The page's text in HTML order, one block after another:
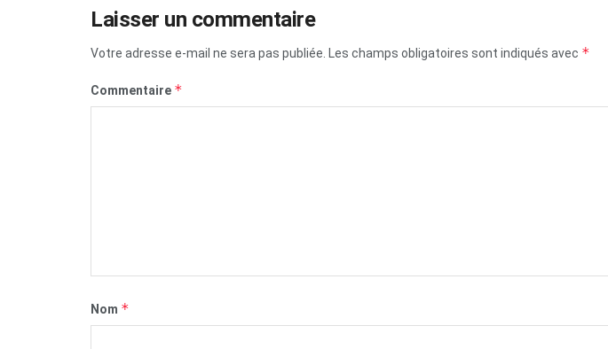
Laisser un commentaire
Votre adresse e-mail ne sera pas publiée. Les champs obligatoires sont indiqués avec *
Commentaire *
Nom *